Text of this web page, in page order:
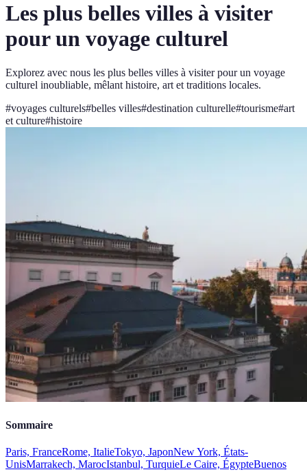
Les plus belles villes à visiter
pour un voyage culturel
Explorez avec nous les plus belles villes à visiter pour un voyage
culturel inoubliable, mêlant histoire, art et traditions locales.
#voyages culturels#belles villes#destination culturelle#tourisme#art
et culture#histoire
Sommaire
Paris, FranceRome, ItalieTokyo, JaponNew York, États-
UnisMarrakech, MarocIstanbul, TurquieLe Caire, ÉgypteBuenos